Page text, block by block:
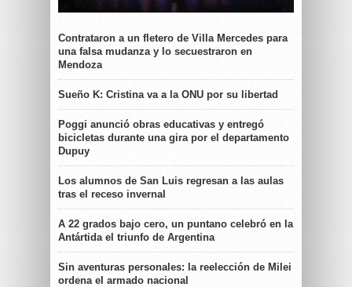
Contrataron a un fletero de Villa Mercedes para
una falsa mudanza y lo secuestraron en
Mendoza
Sueño K: Cristina va a la ONU por su libertad
Poggi anunció obras educativas y entregó
bicicletas durante una gira por el departamento
Dupuy
Los alumnos de San Luis regresan a las aulas
tras el receso invernal
A 22 grados bajo cero, un puntano celebró en la
Antártida el triunfo de Argentina
Sin aventuras personales: la reelección de Milei
ordena el armado nacional